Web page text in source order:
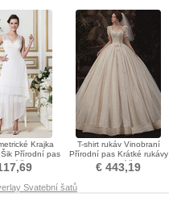
Krajka
Přírodní pas
šaty
T-shirt rukáv Vinobraní
Přírodní pas Krátké rukávy
Svatební šaty
€ 443,19
Svatební šatů